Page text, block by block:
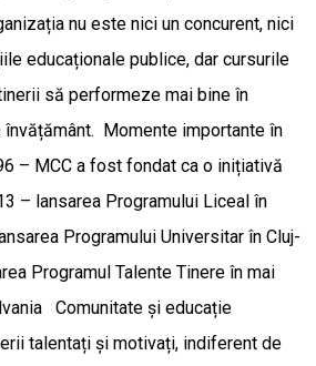
nu este nici un concurent, nici
educaționale publice, dar cursurile
să performeze mai bine în
Momente importante în
– MCC a fost fondat ca o inițiativă
– lansarea Programului Liceal în
Programului Universitar în Cluj-
Programul Talente Tinere în mai
Comunitate și educație
talentați și motivați, indiferent de